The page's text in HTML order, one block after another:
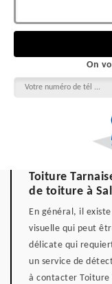
On
Toiture
de toiture à
En général, il
visuelle qui peut
délicate qui
un service de
à contacter Toiture